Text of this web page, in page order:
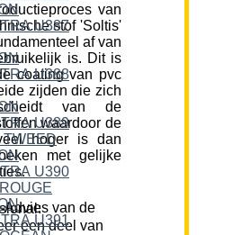
van
stof 'Soltis'
af van
is. Dit is
coating van pvc
zijden die zich
van de
waardoor de
hoger is dan
met gelijke
professional:
een deel van